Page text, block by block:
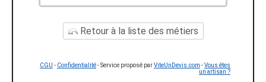
Retour à la liste des métiers
CGU - Confidentialité- Service proposé parViteUnDevis.com -Vous êtes
un artisan ?